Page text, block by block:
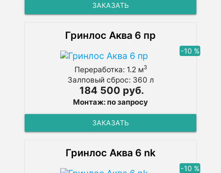
ЗАКАЗАТЬ
Гринлос Аква 6 пр
-10 %
Переработка: 1.2 м3
Залповый сброс: 360 л
184 500 руб.
Монтаж: по запросу
ЗАКАЗАТЬ
Гринлос Аква 6 nk
-10 %